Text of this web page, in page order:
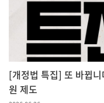
[개정법 특집] 또 바뀝
원 제도